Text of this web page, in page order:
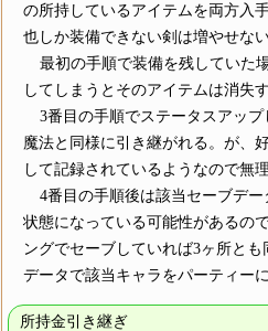
の所持しているアイテムを両方入
也しか装備できない剣は増やせない
最初の手順で装備を残していた
してしまうとそのアイテムは消失
3番目の手順でステータスアップ
魔法と同様に引き継がれる。が、
して記録されているようなので無
4番目の手順後は該当セーブデ
状態になっている可能性があるの
ングでセーブしていれば3ヶ所と
データで該当キャラをパーティー
所持金引き継ぎ